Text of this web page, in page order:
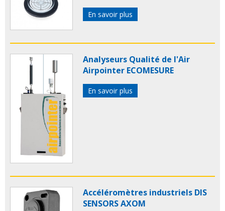
En savoir plus
Analyseurs Qualité de l'Air
Airpointer ECOMESURE
En savoir plus
Accéléromètres industriels DIS
SENSORS AXOM